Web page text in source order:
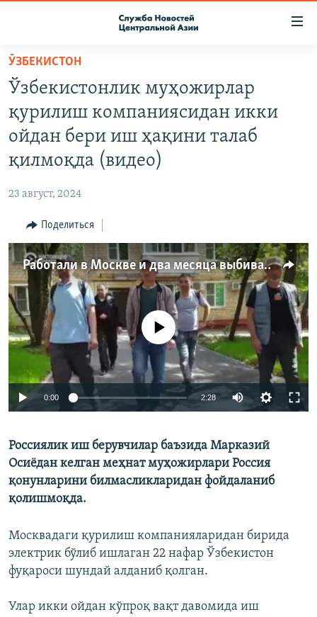
Вернуться
основному
содержанию
Вернутся
главной
Вернутся
поиску
О ПРОЕКТЕ
КОНТАКТЫ
МИГРАНТ МЕДИА
ӮЗБЕКИСТОН
Ўзбекистонлик муҳожирлар
қурилиш компаниясидан икки
ойдан бери иш ҳақини талаб
қилмоқда (видео)
23 август, 2024
Поделиться
Работали в Москве и два месяца выбивали из работодателя зарплату: история рабочих из Узбекистана
Auto 240p 360p 480p
No media source currently available
0:00 2:28
360p
480p
Россиялик иш берувчилар баъзида Марказий
Осиёдан келган меҳнат муҳожирлари Россия
қонунларини билмасликларидан фойдаланиб
қолишмоқда.
Москвадаги қурилиш компанияларидан бирида
электрик бўлиб ишлаган 22 нафар Ўзбекистон
фуқароси шундай алданиб қолган.
Улар икки ойдан кўпроқ вақт давомида иш